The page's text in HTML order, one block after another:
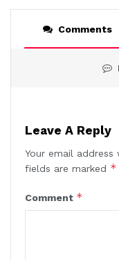
Comments
Leave A Reply
Your email
fields are marked *
Comment *